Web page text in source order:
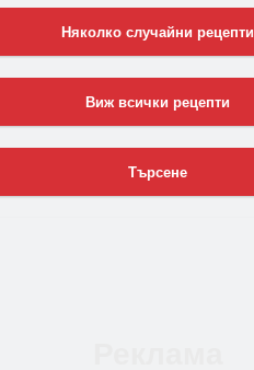
Няколко случайни рецепти
Виж всички рецепти
Търсене